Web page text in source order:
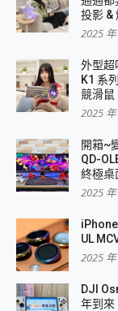
投影 &
2025
外型超
K1 系
競滑鼠
2025
開箱~
QD-
終極桌
2025
UL
2025
DJI
年到來